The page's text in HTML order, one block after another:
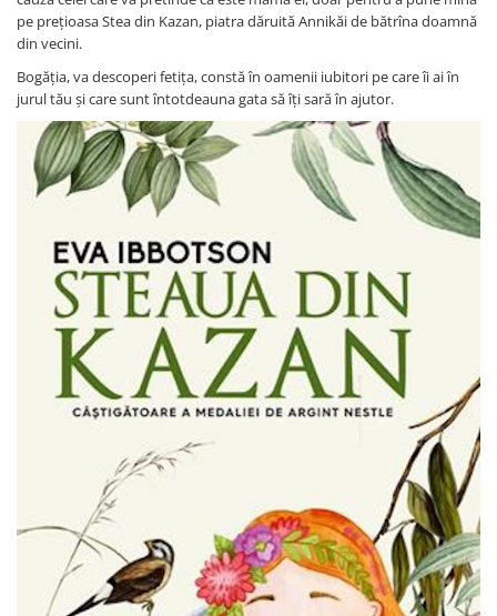
pe prețioasa Stea din Kazan, piatra dăruită Annikăi de bătrîna doamnă
din vecini.
Bogăția, va descoperi fetița, constă în oamenii iubitori pe care îi ai în
jurul tău și care sunt întotdeauna gata să îți sară în ajutor.